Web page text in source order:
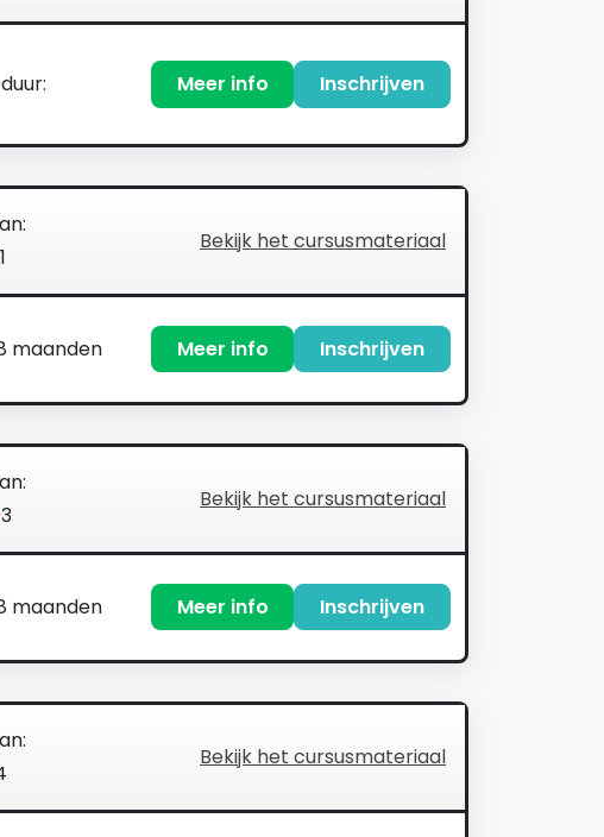
Meer info Inschrijven
1
Bekijk het cursusmateriaal
maanden Meer info Inschrijven
Bekijk het cursusmateriaal
maanden Meer info Inschrijven
Bekijk het cursusmateriaal